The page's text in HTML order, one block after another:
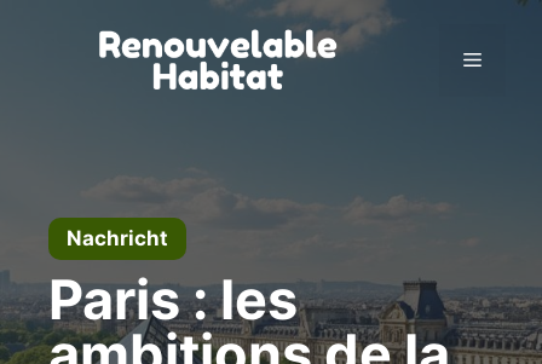
Menü
Nachricht
Paris : les